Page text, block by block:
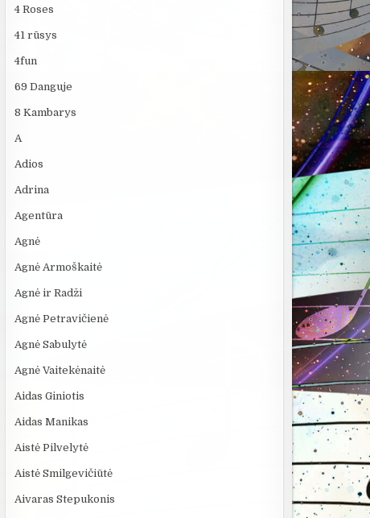
09:00
4 Roses
41 rūsys
4fun
69 Danguje
8 Kambarys
A
Adios
Adrina
Agentūra
Agnė
Agnė Armoškaitė
Agnė ir Radži
Agnė Petravičienė
Agnė Sabulytė
Agnė Vaitekėnaitė
Aidas Giniotis
Aidas Manikas
Aistė Pilvelytė
Aistė Smilgevičiūtė
Aivaras Stepukonis